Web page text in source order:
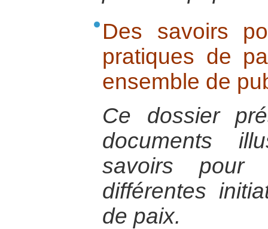
Des savoirs
pratiques de
ensemble de
Ce dossier
documents
savoirs
différentes
de paix.